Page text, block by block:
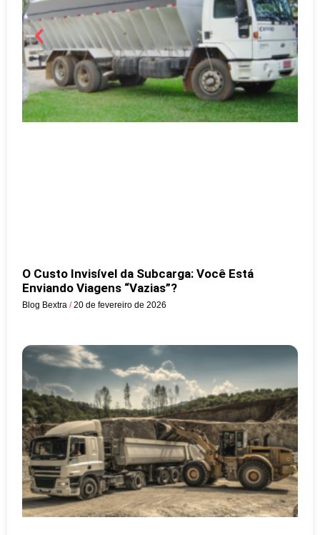
O Custo Invisível da Subcarga: Você Está
Enviando Viagens “Vazias”?
Blog Bextra 20 de fevereiro de 2026